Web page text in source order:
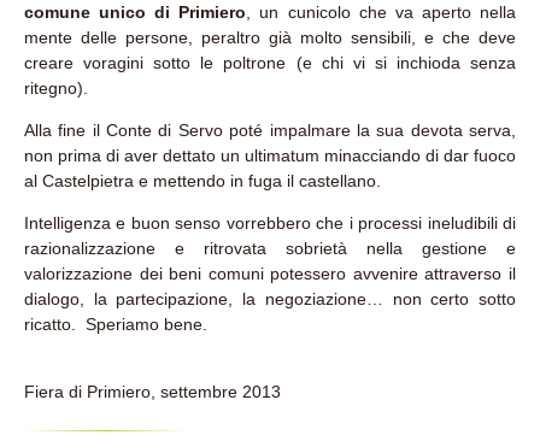
comune unico di Primiero , un cunicolo che va aperto nella
mente delle persone, peraltro già molto sensibili, e che deve
creare voragini sotto le poltrone (e chi vi si inchioda senza
ritegno).
Alla fine il Conte di Servo poté impalmare la sua devota serva,
non prima di aver dettato un ultimatum minacciando di dar fuoco
al Castelpietra e mettendo in fuga il castellano.
Intelligenza e buon senso vorrebbero che i processi ineludibili di
razionalizzazione e ritrovata sobrietà nella gestione e
valorizzazione dei beni comuni potessero avvenire attraverso il
dialogo, la partecipazione, la negoziazione… non certo sotto
ricatto. Speriamo bene.
Fiera di Primiero, settembre 2013